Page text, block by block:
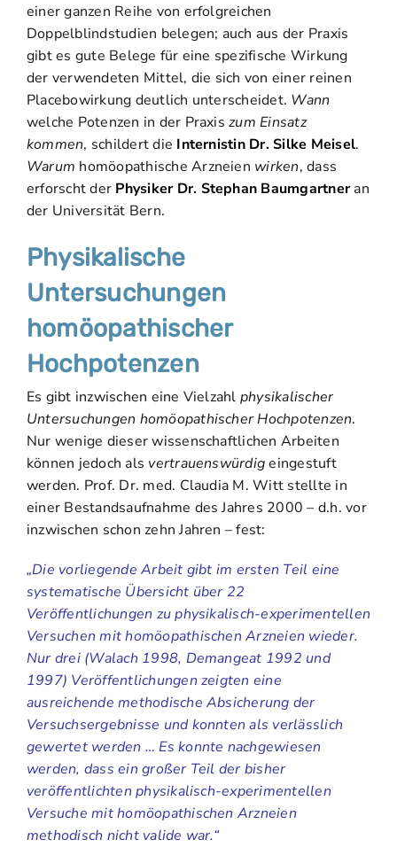
einer ganzen Reihe von erfolgreichen
Doppelblindstudien belegen; auch aus der Praxis
gibt es gute Belege für eine spezifische Wirkung
der verwendeten Mittel, die sich von einer reinen
Placebowirkung deutlich unterscheidet. Wann
welche Potenzen in der Praxiszum Einsatz
kommen, schildert die Internistin Dr. Silke Meisel.
Warum homöopathische Arzneien wirken, dass
erforscht der Physiker Dr. Stephan Baumgartner an
der Universität Bern.
Physikalische
Untersuchungen
homöopathischer
Hochpotenzen
Es gibt inzwischen eine Vielzahl physikalischer
Untersuchungen homöopathischer Hochpotenzen.
Nur wenige dieser wissenschaftlichen Arbeiten
können jedoch als vertrauenswürdigeingestuft
werden. Prof. Dr. med. Claudia M. Witt stellte in
einer Bestandsaufnahme des Jahres 2000 – d.h. vor
inzwischen schon zehn Jahren – fest:
„Die vorliegende Arbeit gibt im ersten Teil eine
systematische Übersicht über 22
Veröffentlichungen zu physikalisch-experimentellen
Versuchen mit homöopathischen Arzneien wieder.
Nur drei (Walach 1998, Demangeat 1992 und
1997) Veröffentlichungen zeigten eine
ausreichende methodische Absicherung der
Versuchsergebnisse und konnten als verlässlich
gewertet werden … Es konnte nachgewiesen
werden, dass ein großer Teil der bisher
veröffentlichten physikalisch-experimentellen
Versuche mit homöopathischen Arzneien
methodisch nicht valide war.“